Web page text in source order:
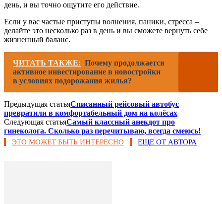
день, и вы точно ощутите его действие.
Если у вас частые приступы волнения, паники, стресса –
делайте это несколько раз в день и вы сможете вернуть себе
жизненный баланс.
ЧИТАТЬ ТАКЖЕ: Почему продолжается
активное инвестирование в новостройки
в условиях подорожания жилья?
Предыдущая статьяСписанный рейсовый автобус
превратили в комфортабельный дом на колёсах
Следующая статьяСамый классный анекдот про
гинеколога. Сколько раз перечитываю, всегда смеюсь!
ЭТО МОЖЕТ БЫТЬ ИНТЕРЕСНО ЕЩЕ ОТ АВТОРА